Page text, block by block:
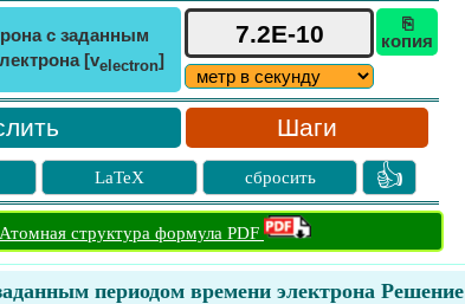
с заданным
[velectron]
⎘
копия
Шаги
LaTeX сбросить 👍
структура формула PDF
периодом времени электрона Решение